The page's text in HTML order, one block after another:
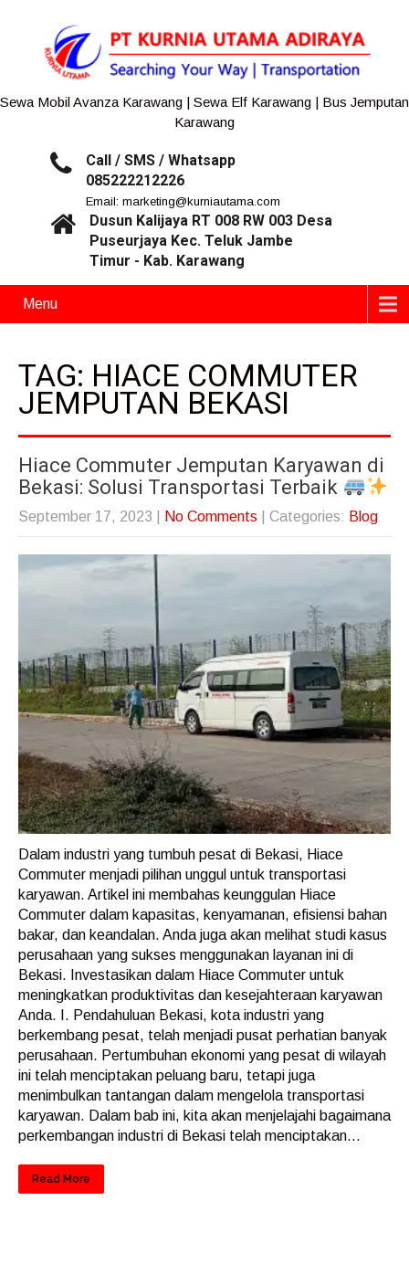
Sewa Mobil Avanza Karawang | Sewa Elf Karawang | Bus Jemputan
Karawang
Call / SMS / Whatsapp
085222212226
Email: marketing@kurniautama.com
Dusun Kalijaya RT 008 RW 003 Desa
Puseurjaya Kec. Teluk Jambe
Timur - Kab. Karawang
Menu
TAG: HIACE COMMUTER
JEMPUTAN BEKASI
Hiace Commuter Jemputan Karyawan di
Bekasi: Solusi Transportasi Terbaik
September 17, 2023 No Comments | Categories: Blog
Dalam industri yang tumbuh pesat di Bekasi, Hiace
Commuter menjadi pilihan unggul untuk transportasi
karyawan. Artikel ini membahas keunggulan Hiace
Commuter dalam kapasitas, kenyamanan, efisiensi bahan
bakar, dan keandalan. Anda juga akan melihat studi kasus
perusahaan yang sukses menggunakan layanan ini di
Bekasi. Investasikan dalam Hiace Commuter untuk
meningkatkan produktivitas dan kesejahteraan karyawan
Anda. I. Pendahuluan Bekasi, kota industri yang
berkembang pesat, telah menjadi pusat perhatian banyak
perusahaan. Pertumbuhan ekonomi yang pesat di wilayah
ini telah menciptakan peluang baru, tetapi juga
menimbulkan tantangan dalam mengelola transportasi
karyawan. Dalam bab ini, kita akan menjelajahi bagaimana
perkembangan industri di Bekasi telah menciptakan...
Read More